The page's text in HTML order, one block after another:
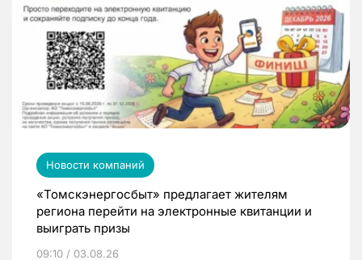
Новости компаний
«Томскэнергосбыт» предлагает жителям
региона перейти на электронные квитанции и
выиграть призы
09:10 / 03.08.26